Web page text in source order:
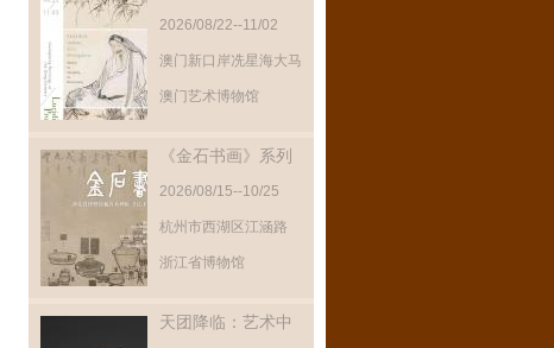
2026/08/22--11/02
澳门新口岸冼星海大马
路
澳门艺术博物馆
《金石书画》系列
2026/08/15--10/25
杭州市西湖区江涵路
300号之江文化中心
浙江省博物馆
天团降临：艺术中